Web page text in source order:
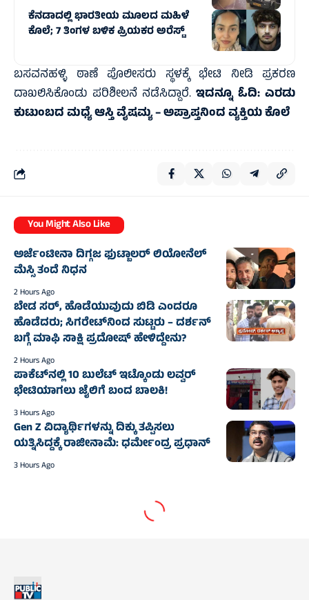
ಕೆನಡಾದಲ್ಲಿ ಭಾರತೀಯ ಮೂಲದ ಮಹಿಳೆ
ಕೊಲೆ; 7 ತಿಂಗಳ ಬಳಿಕ ಪ್ರಿಯಕರ ಅರೆಸ್ಟ್‌
ಬಸವನಹಳ್ಳಿ ಠಾಣೆ ಪೊಲೀಸರು ಸ್ಥಳಕ್ಕೆ ಭೇಟಿ ನೀಡಿ ಪ್ರಕರಣ
ದಾಖಲಿಸಿಕೊಂಡು ಪರಿಶೀಲನೆ ನಡೆಸಿದ್ದಾರೆ. ಇದನ್ನೂ ಓದಿ: ಎರಡು
ಕುಟುಂಬದ ಮಧ್ಯೆ ಆಸ್ತಿ ವೈಷಮ್ಯ – ಅಪ್ರಾಪ್ತನಿಂದ ವ್ಯಕ್ತಿಯ ಕೊಲೆ
You Might Also Like
ಅರ್ಜೆಂಟೀನಾ ದಿಗ್ಗಜ ಫುಟ್ಬಾಲರ್‌ ಲಿಯೋನೆಲ್‌
ಮೆಸ್ಸಿ ತಂದೆ ನಿಧನ
2 Hours Ago
ಬೇಡ ಸರ್, ಹೊಡೆಯುವುದು ಬಿಡಿ ಎಂದರೂ
ಹೊಡೆದರು; ಸಿಗರೇಟ್‌ನಿಂದ ಸುಟ್ಟರು – ದರ್ಶನ್‌
ಬಗ್ಗೆ ಮಾಫಿ ಸಾಕ್ಷಿ ಪ್ರದೋಷ್‌ ಹೇಳಿದ್ದೇನು?
2 Hours Ago
ಪಾಕೆಟ್‌ನಲ್ಲಿ 10 ಬುಲೆಟ್‌ ಇಟ್ಕೊಂಡು ಲವ್ವರ್‌
ಭೇಟಿಯಾಗಲು ಜೈಲಿಗೆ ಬಂದ ಬಾಲಕಿ!
3 Hours Ago
Gen Z ವಿದ್ಯಾರ್ಥಿಗಳನ್ನು ದಿಕ್ಕು ತಪ್ಪಿಸಲು
ಯತ್ನಿಸಿದ್ದಕ್ಕೆ ರಾಜೀನಾಮೆ: ಧರ್ಮೇಂದ್ರ ಪ್ರಧಾನ್‌
3 Hours Ago